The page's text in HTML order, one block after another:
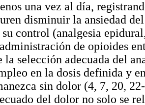
una vez al día,
disminuir la ansiedad
su control (analgesia
de opioides
la selección adecuada del
en la dosis definida y
sin dolor (4, 7, 20,
del dolor no solo se